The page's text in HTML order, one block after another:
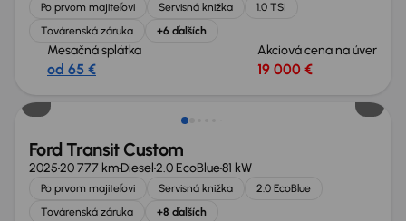
Po prvom majiteľovi Servisná knižka
1.0 TSI
Továrenská záruka
+6 ďalších
Mesačná splátka
od 65 €
Akciová cena na úver
19 000 €
Zlacnené o 3 200 €
Ford Transit Custom
202520 777 kmDiesel2.0 EcoBlue81 kW
Po prvom majiteľovi Servisná knižka
2.0 EcoBlue
Továrenská záruka
+8 ďalších